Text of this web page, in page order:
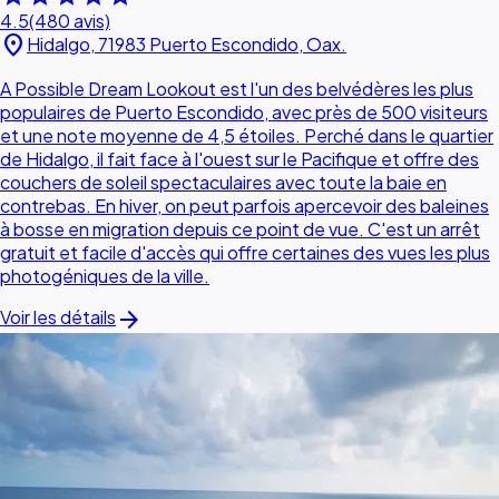
4.5(480 avis)
location_on Hidalgo, 71983 Puerto Escondido, Oax.
A Possible Dream Lookout est l'un des belvédères les plus
populaires de Puerto Escondido, avec près de 500 visiteurs
et une note moyenne de 4,5 étoiles. Perché dans le quartier
de Hidalgo, il fait face à l'ouest sur le Pacifique et offre des
couchers de soleil spectaculaires avec toute la baie en
contrebas. En hiver, on peut parfois apercevoir des baleines
à bosse en migration depuis ce point de vue. C'est un arrêt
gratuit et facile d'accès qui offre certaines des vues les plus
photogéniques de la ville.
Voir les détails arrow_forward